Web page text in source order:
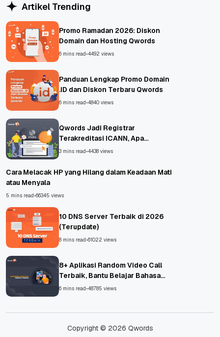
Artikel Trending
Promo Ramadan 2026: Diskon
Domain dan Hosting Qwords
6 mins read•4492 views
Panduan Lengkap Promo Domain
.ID dan Diskon Terbaru Qwords
6 mins read•4840 views
Qwords Jadi Registrar
Terakreditasi ICANN, Apa
Untungnya?
3 mins read•4438 views
Cara Melacak HP yang Hilang dalam Keadaan Mati
atau Menyala
5 mins read•66345 views
10 DNS Server Terbaik di 2026
(Terupdate)
8 mins read•61022 views
8+ Aplikasi Random Video Call
Terbaik, Bantu Belajar Bahasa
Asing!
6 mins read•48785 views
Copyright © 2026 Qwords